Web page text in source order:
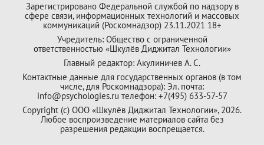
Зарегистрировано Федеральной службой по надзору в
сфере связи, информационных технологий и массовых
коммуникаций (Роскомнадзор) 23.11.2021 18+
Учредитель: Общество с ограниченной
ответственностью «Шкулёв Диджитал Технологии»
Главный редактор: Акулиничев А. С.
Контактные данные для государственных органов (в том
числе, для Роскомнадзора): Эл. почта:
info@psychologies.ru телефон: +7(495) 633-57-57
Copyright (с) ООО «Шкулёв Диджитал Технологии», 2026.
Любое воспроизведение материалов сайта без
разрешения редакции воспрещается.